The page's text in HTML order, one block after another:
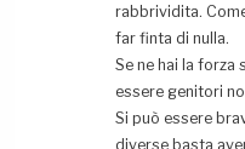
rabbrividita.
far finta di nulla.
Se ne hai la
essere genitori
Si può essere
diverse basta